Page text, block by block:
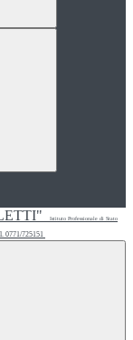
Istituto Professionale di Stato
0771/725151